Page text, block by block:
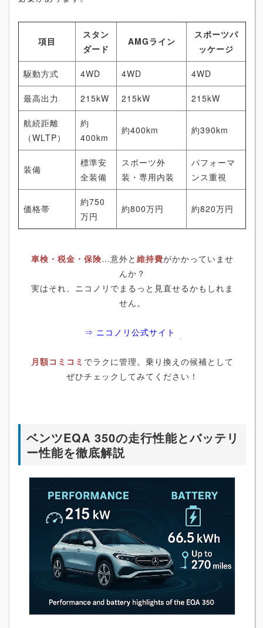
項目
スタン
ダード
AMGライン
スポーツパ
ッケージ
駆動方式 4WD 4WD 4WD
最高出力 215kW 215kW 215kW
航続距離
（WLTP）
約
400km
約400km 約390km
装備
標準安
全装備
スポーツ外
装・専用内装
パフォーマ
ンス重視
価格帯
約750
万円
約800万円 約820万円
車検・税金・保険…意外と 維持費がかかっていませ
んか？
実はそれ、ニコノリでまるっと見直せるかもしれま
せん。
⇒ ニコノリ公式サイト
月額コミコミ でラクに管理。乗り換えの候補として
ぜひチェックしてみてください！
ベンツEQA 350の走行性能とバッテリ
ー性能を徹底解説